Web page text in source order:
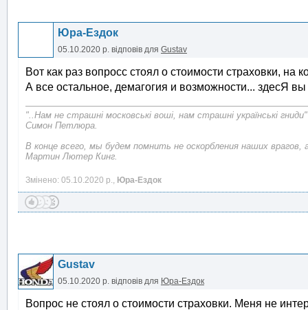
Юра-Ездок
05.10.2020 р. відповів для Gustav
Вот как раз вопросс стоял о стоимости страховки, на
А все остальное, демагогия и возможности... здесЯ
"..Нам не страшні московські воші, нам страшні українські гниди"
Симон Петлюра.
В конце всего, мы будем помнить не оскорбления наших врагов,
Мартин Лютер Кинг.
Змінено: 05.10.2020 р., Юра-Ездок
Gustav
05.10.2020 р. відповів для Юра-Ездок
Вопрос не стоял о стоимости страховки. Меня не